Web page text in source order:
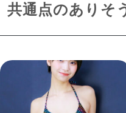
共通点のありそ